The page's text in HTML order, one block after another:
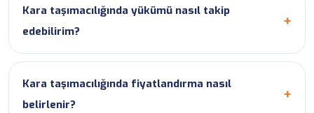
Kara taşımacılığında yükümü nasıl takip
edebilirim?
Kara taşımacılığında fiyatlandırma nasıl
belirlenir?